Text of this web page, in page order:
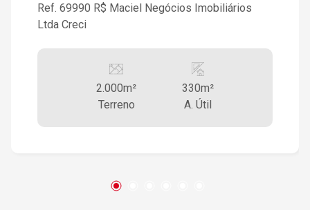
Ref. 69990 R$ Maciel Negócios Imobiliários
Ltda Creci
2.000m²
Terreno
330m²
A. Útil